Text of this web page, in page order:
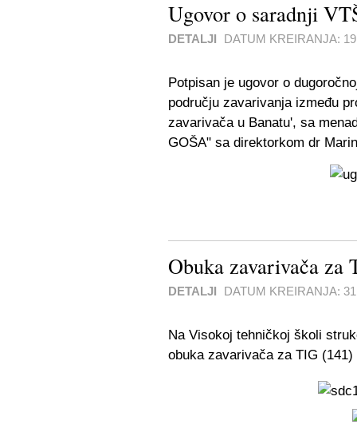
Ugovor o saradnji
DETALJI DATUM KREIRANJA:
Potpisan je ugovor o
području zavarivanja između
zavarivača u Banatu', sa
GOŠA" sa direktorkom dr
Obuka zavarivača
DETALJI DATUM KREIRANJA:
Na Visokoj tehničkoj školi
obuka zavarivača za TIG